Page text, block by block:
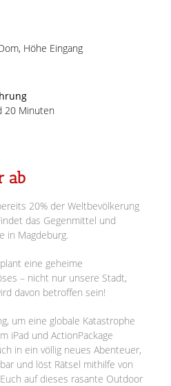
Höhe Eingang
20 Minuten
ab
20% der Weltbevölkerung
das Gegenmittel und
in Magdeburg.
eine geheime
– nicht nur unsere Stadt,
davon betroffen sein!
um eine globale Katastrophe
iPad und ActionPackage
in ein völlig neues Abenteuer,
und löst Rätsel mithilfe von
auf dieses rasante Outdoor